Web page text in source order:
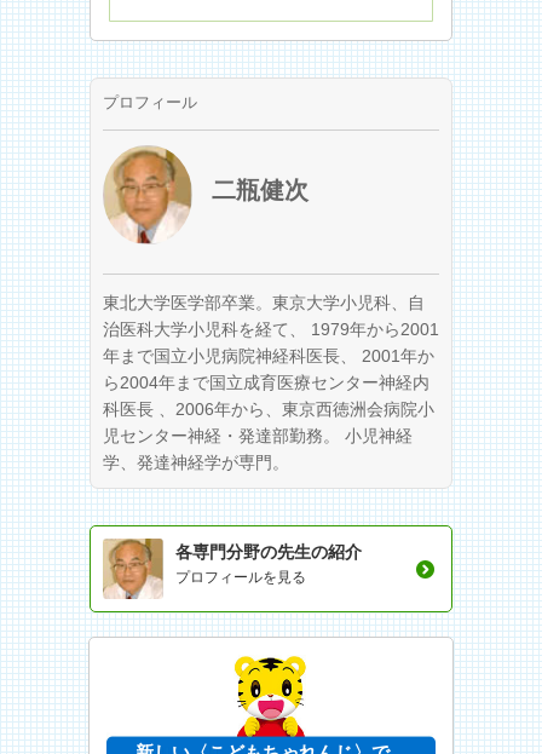
プロフィール
二瓶健次
東北大学医学部卒業。東京大学小児科、自
治医科大学小児科を経て、 1979年から2001
年まで国立小児病院神経科医長、 2001年か
ら2004年まで国立成育医療センター神経内
科医長 、2006年から、東京西徳洲会病院小
児センター神経・発達部勤務。 小児神経
学、発達神経学が専門。
各専門分野の先生の紹介
プロフィールを見る